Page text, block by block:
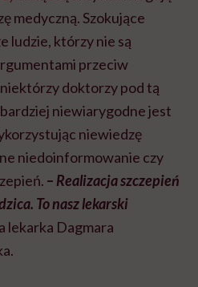
medyczną. Szokujące
ludzie, którzy nie są
przeciw
niektórzy doktorzy pod tą
niewiarygodne jest
niewiedzę
niedoinformowanie czy
– Realizacja szczepień
To nasz lekarski
lekarka Dagmara